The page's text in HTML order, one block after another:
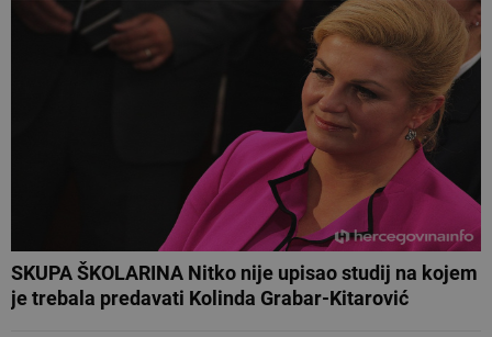
SKUPA ŠKOLARINA Nitko nije upisao studij na kojem
je trebala predavati Kolinda Grabar-Kitarović